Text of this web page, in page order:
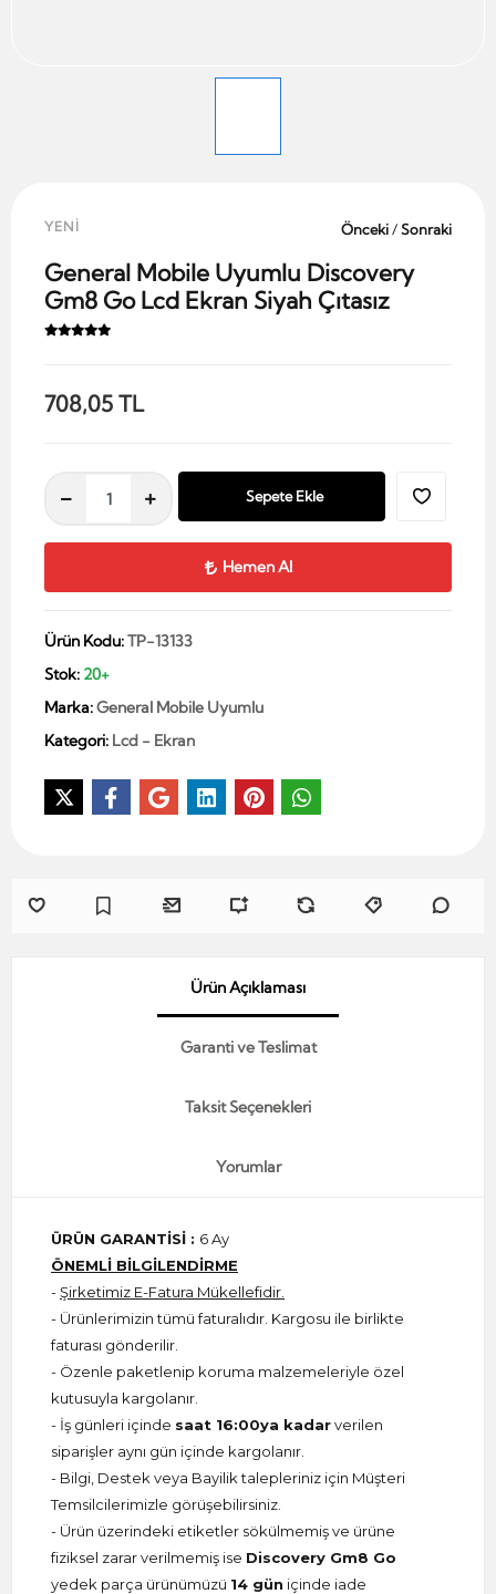
YENİ Önceki/Sonraki
General Mobile Uyumlu Discovery
Gm8 Go Lcd Ekran Siyah Çıtasız
708,05 TL
Sepete Ekle
Hemen Al
Ürün Kodu:TP-13133
Stok: 20+
Marka:General Mobile Uyumlu
Kategori: Lcd - Ekran
Ürün Açıklaması
Garanti ve Teslimat
Taksit Seçenekleri
Yorumlar
ÜRÜN GARANTİSİ : 6 Ay
ÖNEMLİ BİLGİLENDİRME
-Şirketimiz E-Fatura Mükellefidir.
- Ürünlerimizin tümü faturalıdır. Kargosu ile birlikte
faturası gönderilir.
- Özenle paketlenip koruma malzemeleriyle özel
kutusuyla kargolanır.
- İş günleri içinde saat 16:00ya kadarverilen
siparişler aynı gün içinde kargolanır.
- Bilgi, Destek veya Bayilik talepleriniz için Müşteri
Temsilcilerimizle görüşebilirsiniz.
- Ürün üzerindeki etiketler sökülmemiş ve ürüne
fiziksel zarar verilmemiş ise Discovery Gm8 Go
yedek parça ürünümüzü 14 gün içinde iade